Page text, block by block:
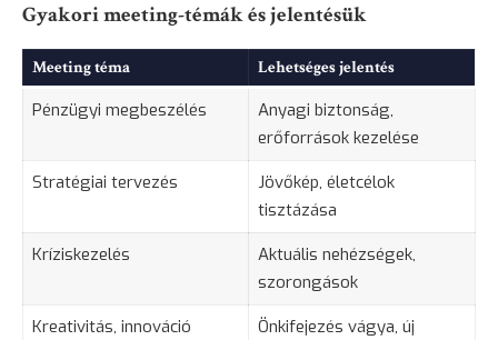
Gyakori meeting-témák és jelentésük
Meeting téma Lehetséges jelentés
Pénzügyi megbeszélés Anyagi biztonság,
erőforrások kezelése
Stratégiai tervezés
Jövőkép, életcélok
tisztázása
Kríziskezelés
Aktuális nehézségek,
szorongások
Kreativitás, innováció
Önkifejezés vágya, új